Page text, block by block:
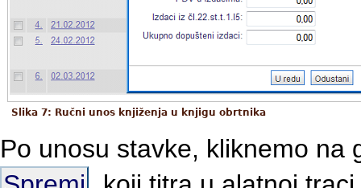
Slika 7: Ručni unos knjiženja u knjigu obrtnika
Po unosu stavke, kliknemo na